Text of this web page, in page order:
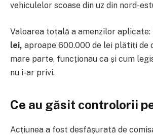
vehiculelor scoase din uz din nord-
Valoarea totală a amenzilor aplicate:
lei, aproape 600.000 de lei plătiți de
mare parte, funcționau ca și cum
nu i-ar privi.
Ce au găsit controlorii
Acțiunea a fost desfășurată de